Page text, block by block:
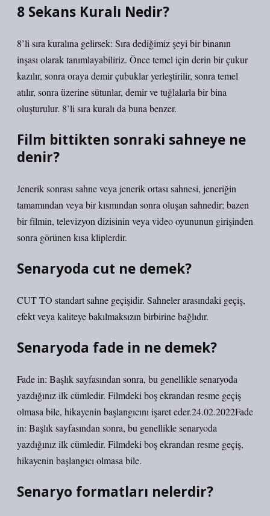
8 Sekans Kuralı Nedir?
8’li sıra kuralına gelirsek: Sıra dediğimiz şeyi bir binanın
inşası olarak tanımlayabiliriz. Önce temel için derin bir çukur
kazılır, sonra oraya demir çubuklar yerleştirilir, sonra temel
atılır, sonra üzerine sütunlar, demir ve tuğlalarla bir bina
oluşturulur. 8’li sıra kuralı da buna benzer.
Film bittikten sonraki sahneye ne
denir?
Jenerik sonrası sahne veya jenerik ortası sahnesi, jeneriğin
tamamından veya bir kısmından sonra oluşan sahnedir; bazen
bir filmin, televizyon dizisinin veya video oyununun girişinden
sonra görünen kısa kliplerdir.
Senaryoda cut ne demek?
CUT TO standart sahne geçişidir. Sahneler arasındaki geçiş,
efekt veya kaliteye bakılmaksızın birbirine bağlıdır.
Senaryoda fade in ne demek?
Fade in: Başlık sayfasından sonra, bu genellikle senaryoda
yazdığınız ilk cümledir. Filmdeki boş ekrandan resme geçiş
olmasa bile, hikayenin başlangıcını işaret eder.24.02.2022Fade
in: Başlık sayfasından sonra, bu genellikle senaryoda
yazdığınız ilk cümledir. Filmdeki boş ekrandan resme geçiş,
hikayenin başlangıcı olmasa bile.
Senaryo formatları nelerdir?